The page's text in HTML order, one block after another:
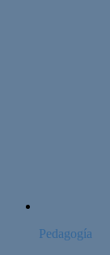
Pedagogía